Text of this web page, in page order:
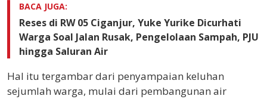
BACA JUGA:
Reses di RW 05 Ciganjur, Yuke Yurike Dicurhati
Warga Soal Jalan Rusak, Pengelolaan Sampah, PJU
hingga Saluran Air
Hal itu tergambar dari penyampaian keluhan
sejumlah warga, mulai dari pembangunan air